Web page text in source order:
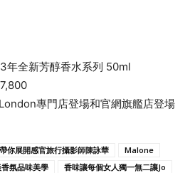
全新芳醇香水系列 50ml
專門店登場和官網旗艦店登場
你展開感官旅行攝影師陳詠華
Malone
氛品味美學 香味讓每個女人獨一無二讓Jo